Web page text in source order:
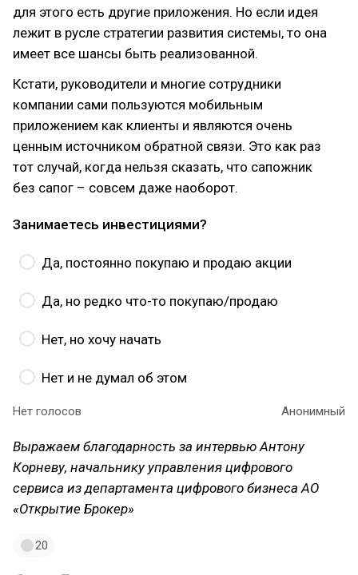
для этого есть другие приложения. Но если идея
лежит в русле стратегии развития системы, то она
имеет все шансы быть реализованной.
Кстати, руководители и многие сотрудники
компании сами пользуются мобильным
приложением как клиенты и являются очень
ценным источником обратной связи. Это как раз
тот случай, когда нельзя сказать, что сапожник
без сапог – совсем даже наоборот.
Занимаетесь инвестициями?
Да, постоянно покупаю и продаю акции
Да, но редко что-то покупаю/продаю
Нет, но хочу начать
Нет и не думал об этом
Нет голосов Анонимный
Выражаем благодарность за интервью Антону
Корневу, начальнику управления цифрового
сервиса из департамента цифрового бизнеса АО
«Открытие Брокер»
20